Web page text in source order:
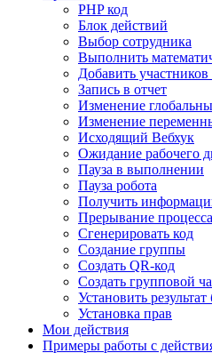
PHP код
Блок действий
Выбор сотрудника
Выполнить
Добавить
Запись в отчет
Изменение
Изменение
Исходящий Вебхук
Ожидание рабочего
Пауза в выполнении
Пауза робота
Получить
Прерывание процесса
Сгенерировать код
Создание группы
Создать QR-код
Создать групповой
Установить
Установка прав
Мои действия
Примеры работы с